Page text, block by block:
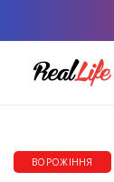
ВОРОЖІННЯ